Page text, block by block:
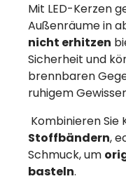
Mit LED-Kerzen
Außenräume in
nicht erhitzen
Sicherheit und
brennbaren
ruhigem
Kombinieren Sie
Stoffbändern,
Schmuck, um
basteln.